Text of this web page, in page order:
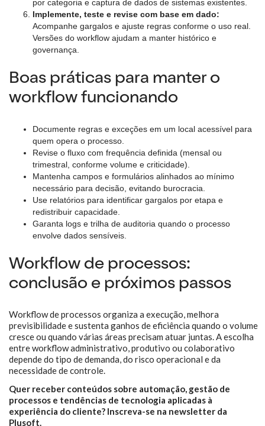
por categoria e captura de dados de sistemas existentes.
Implemente, teste e revise com base em dado:
Acompanhe gargalos e ajuste regras conforme o uso real.
Versões do workflow ajudam a manter histórico e
governança.
Boas práticas para manter o
workflow funcionando
Documente regras e exceções em um local acessível para
quem opera o processo.
Revise o fluxo com frequência definida (mensal ou
trimestral, conforme volume e criticidade).
Mantenha campos e formulários alinhados ao mínimo
necessário para decisão, evitando burocracia.
Use relatórios para identificar gargalos por etapa e
redistribuir capacidade.
Garanta logs e trilha de auditoria quando o processo
envolve dados sensíveis.
Workflow de processos:
conclusão e próximos passos
Workflow de processos organiza a execução, melhora
previsibilidade e sustenta ganhos de eficiência quando o volume
cresce ou quando várias áreas precisam atuar juntas. A escolha
entre workflow administrativo, produtivo ou colaborativo
depende do tipo de demanda, do risco operacional e da
necessidade de controle.
Quer receber conteúdos sobre automação, gestão de
processos e tendências de tecnologia aplicadas à
experiência do cliente? Inscreva-se na newsletter da
Plusoft.